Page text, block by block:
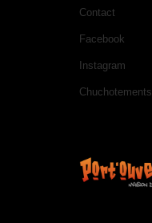
Contact
Facebook
Instagram
Chuchotements